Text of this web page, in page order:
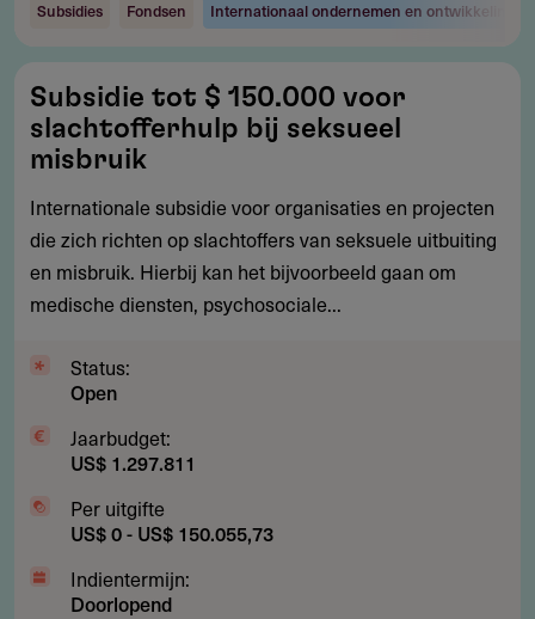
Subsidies Fondsen Internationaal ondernemen en
tot
$
150.000
voor
slachtofferhulp
bij
seksueel
Subsidie tot $ 150.000 voor
slachtofferhulp bij seksueel
misbruik
Internationale subsidie voor organisaties en projecten
die zich richten op slachtoffers van seksuele uitbuiting
en misbruik. Hierbij kan het bijvoorbeeld gaan om
medische diensten, psychosociale...
Status:
Open
Jaarbudget:
US$ 1.297.811
Per uitgifte
US$ 0 - US$ 150.055,73
Indientermijn:
Doorlopend